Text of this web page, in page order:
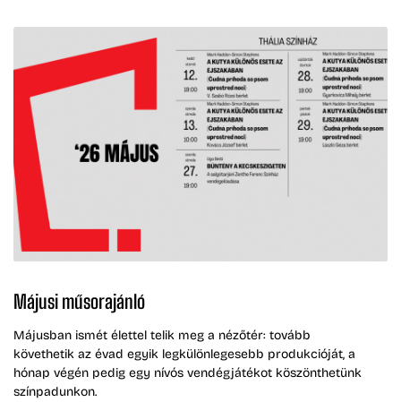
Májusi műsorajánló
Májusban ismét élettel telik meg a nézőtér: tovább
követhetik az évad egyik legkülönlegesebb produkcióját, a
hónap végén pedig egy nívós vendégjátékot köszönthetünk
színpadunkon.